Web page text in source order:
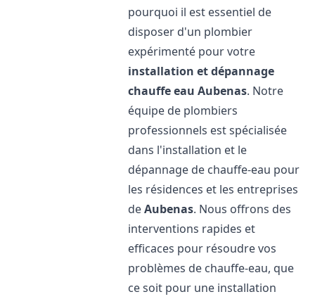
pourquoi il est essentiel de
disposer d'un plombier
expérimenté pour votre
installation et dépannage
chauffe eau Aubenas. Notre
équipe de plombiers
professionnels est spécialisée
dans l'installation et le
dépannage de chauffe-eau pour
les résidences et les entreprises
deAubenas. Nous offrons des
interventions rapides et
efficaces pour résoudre vos
problèmes de chauffe-eau, que
ce soit pour une installation